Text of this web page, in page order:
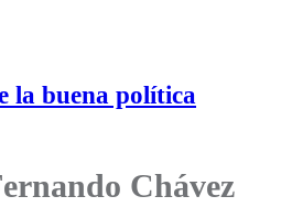
la buena política
Chávez